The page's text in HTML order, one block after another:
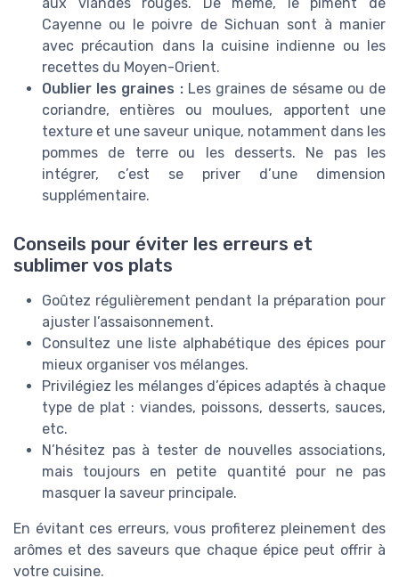
aux viandes rouges. De même, le piment de
Cayenne ou le poivre de Sichuan sont à manier
avec précaution dans la cuisine indienne ou les
recettes du Moyen-Orient.
Oublier les graines :Les graines de sésame ou de
coriandre, entières ou moulues, apportent une
texture et une saveur unique, notamment dans les
pommes de terre ou les desserts. Ne pas les
intégrer, c’est se priver d’une dimension
supplémentaire.
Conseils pour éviter les erreurs et
sublimer vos plats
Goûtez régulièrement pendant la préparation pour
ajuster l’assaisonnement.
Consultez une liste alphabétique des épices pour
mieux organiser vos mélanges.
Privilégiez les mélanges d’épices adaptés à chaque
type de plat : viandes, poissons, desserts, sauces,
etc.
N’hésitez pas à tester de nouvelles associations,
mais toujours en petite quantité pour ne pas
masquer la saveur principale.
En évitant ces erreurs, vous profiterez pleinement des
arômes et des saveurs que chaque épice peut offrir à
votre cuisine.